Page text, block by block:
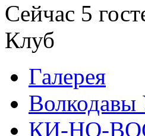
Сейчас 5
Клуб
Галерея
КИ-НО-